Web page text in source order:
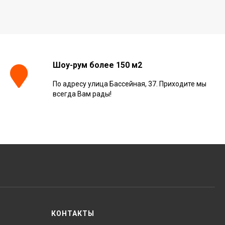
60x60, 610010002676
Шоу-рум более 150 м2
По адресу улица Бассейная, 37. Приходите мы
всегда Вам рады!
КОНТАКТЫ